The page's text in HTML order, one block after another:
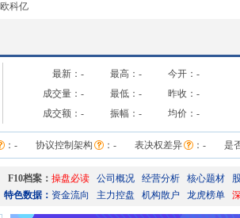
欧科亿
最新： - 最高： - 今开： -
成交量： - 最低： - 昨收： -
成交额： - 振幅： - 均价： -
： - 协议控制架构 ： - 表决权差异 ： - 是
F10档案： 操盘必读 公司概况 经营分析 核心题材
特色数据： 资金流向 主力控盘 机构散户 龙虎榜单